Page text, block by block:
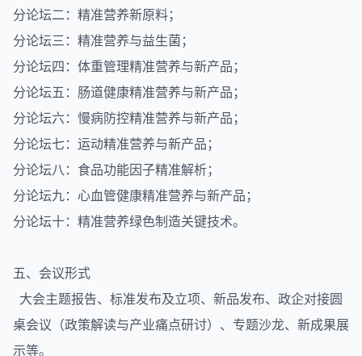
分论坛二：精准营养新原料；
分论坛三：精准营养与益生菌；
分论坛四：体重管理精准营养与新产品；
分论坛五：肠道健康精准营养与新产品；
分论坛六：慢病防控精准营养与新产品；
分论坛七：运动精准营养与新产品；
分论坛八：食品功能因子精准解析；
分论坛九：心血管健康精准营养与新产品；
分论坛十：精准营养绿色制造关键技术。
五、会议形式
大会主题报告、标准发布及立项、新品发布、政企对接圆
桌会议（政策解读与产业痛点研讨）、专题沙龙、新成果展
示等。